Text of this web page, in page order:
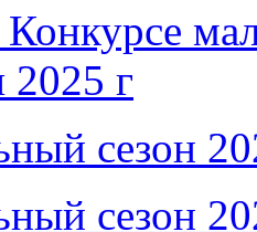
2025 г
сезон
сезон